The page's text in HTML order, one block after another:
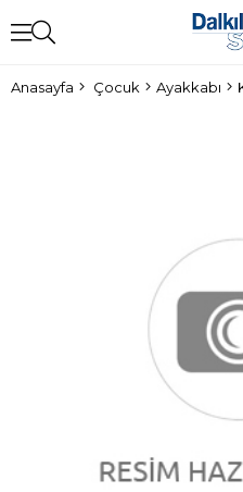
Anasayfa Çocuk Ayakkabı